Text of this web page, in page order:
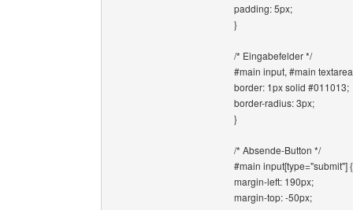
padding: 5px;
}
/* Eingabefelder */
#main input, #main
border: 1px solid #011013;
border-radius: 3px;
}
/* Absende-Button */
#main input[type="submit"] {
margin-left: 190px;
margin-top: -50px;